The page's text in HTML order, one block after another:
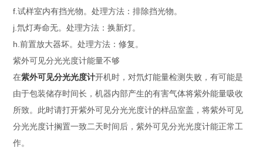
f.试样室内有挡光物。处理方法：排除挡光物。
j.氘灯寿命无。处理方法：换新灯。
h.前置放大器坏。处理方法：修复。
紫外可见分光光度计能量不够
在紫外可见分光光度计开机时，对氘灯能量检测失败，有可能是
由于包装储存时间长，机器内部产生的有害气体将紫外能量吸收
所致。此时请打开紫外可见分光光度计的样品室盖，将紫外可见
分光光度计搁置一致二天时间后，紫外可见分光光度计能正常工
作。